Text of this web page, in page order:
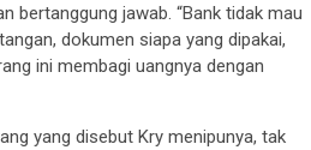
bertanggung jawab. “Bank tidak mau
dokumen siapa yang dipakai,
ini membagi uangnya dengan
yang disebut Kry menipunya, tak